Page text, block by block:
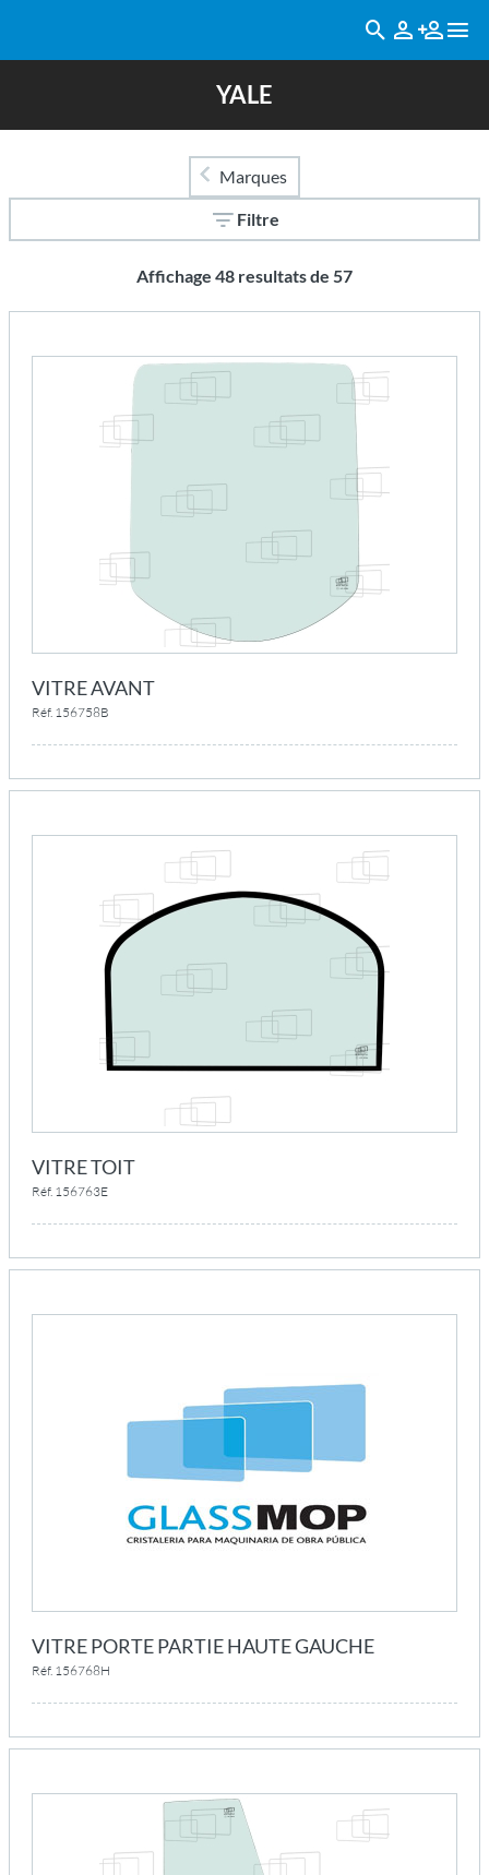
YALE
Marques
Filtre
Affichage 48 resultats de 57
VITRE AVANT
Réf. 156758B
VITRE TOIT
Réf. 156763E
VITRE PORTE PARTIE HAUTE GAUCHE
Réf. 156768H